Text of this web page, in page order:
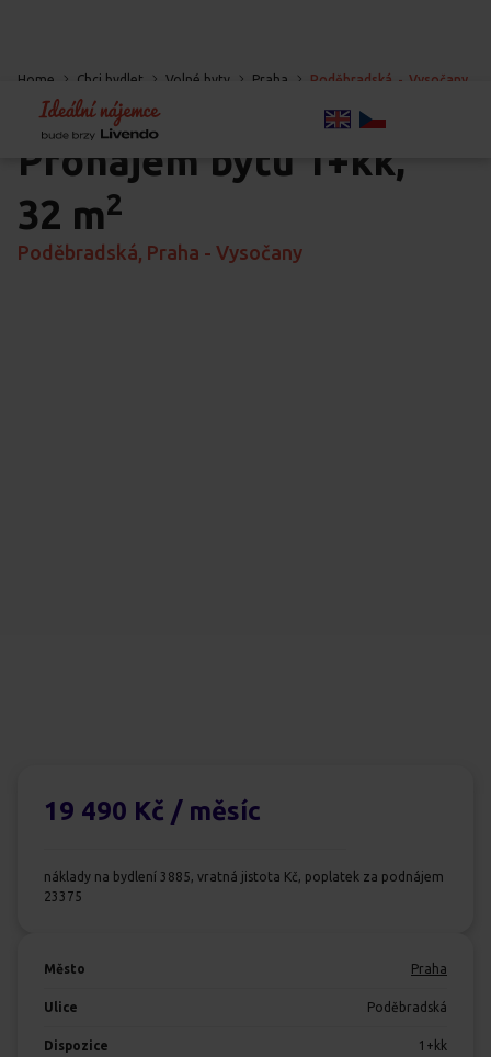
Home Chci bydlet Volné byty Praha Poděbradská - Vysočany
Praha
Pronájem bytu 1+kk,
32 m2
Poděbradská, Praha - Vysočany
19 490 Kč / měsíc
náklady na bydlení 3885, vratná jistota Kč, poplatek za podnájem
23375
Město Praha
Ulice Poděbradská
Dispozice 1+kk